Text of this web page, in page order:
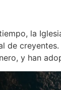
la
de
y han